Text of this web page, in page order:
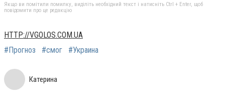
Якщо ви помітили помилку, виділіть необхідний текст і натисніть Ctrl + Enter, щоб
повідомити про це редакцію
HTTP://VGOLOS.COM.UA
#Прогноз
#смог #Украина
Катерина